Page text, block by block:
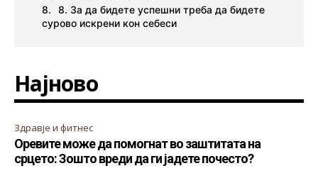
8. За да бидете успешни треба да бидете
сурово искрени кон себеси
Најново
Здравје и фитнес
Оревите може да помогнат во заштитата на
срцето: Зошто вреди да ги јадете почесто?